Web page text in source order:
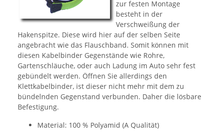
zur festen Montage
besteht in der
Verschweißung der
Hakenspitze. Diese wird hier auf der selben Seite
angebracht wie das Flauschband. Somit können mit
diesen Kabelbinder Gegenstände wie Rohre,
Gartenschläuche, oder auch Ladung im Auto sehr fest
gebündelt werden. Öffnen Sie allerdings den
Klettkabelbinder, ist dieser nicht mehr mit dem zu
bündelnden Gegenstand verbunden. Daher die lösbare
Befestigung.
Material: 100 % Polyamid (A Qualität)